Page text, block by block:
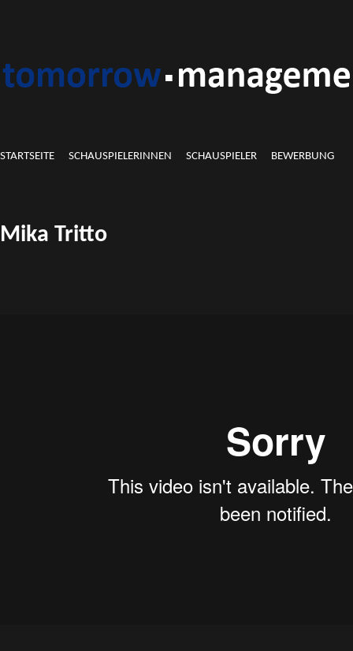
STARTSEITE SCHAUSPIELERINNEN SCHAUSPIELER BEWERBUNG
Mika Tritto